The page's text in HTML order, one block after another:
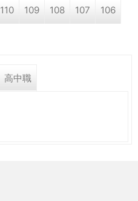
110 109 108 107 106
高中職